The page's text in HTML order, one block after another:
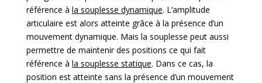
référence à la souplesse dynamique. L’amplitude
articulaire est alors atteinte grâce à la présence d’un
mouvement dynamique. Mais la souplesse peut aussi
permettre de maintenir des positions ce qui fait
référence à la souplesse statique. Dans ce cas, la
position est atteinte sans la présence d’un mouvement